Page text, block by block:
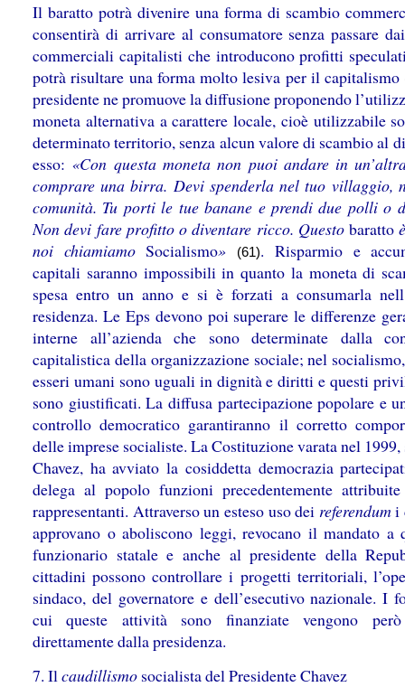
Il baratto potrà divenire una forma di scambio
consentirà di arrivare al consumatore senza passare
commerciali capitalisti che introducono profitti
potrà risultare una forma molto lesiva per il capitalismo
presidente ne promuove la diffusione proponendo
moneta alternativa a carattere locale, cioè utilizzabile
determinato territorio, senza alcun valore di scambio al
esso: «Con questa moneta non puoi andare in
comprare una birra. Devi spenderla nel tuo villaggio,
comunità. Tu porti le tue banane e prendi due polli o
Non devi fare profitto o diventare ricco. Questobaratto
noi chiamiamoSocialismo» (61). Risparmio e
capitali saranno impossibili in quanto la moneta di
spesa entro un anno e si è forzati a consumarla
residenza. Le Eps devono poi superare le differenze
interne all’azienda che sono determinate dalla
capitalistica della organizzazione sociale; nel
esseri umani sono uguali in dignità e diritti e questi
sono giustificati. La diffusa partecipazione popolare e
controllo democratico garantiranno il corretto
delle imprese socialiste. La Costituzione varata nel 1999,
Chavez, ha avviato la cosiddetta democrazia
delega al popolo funzioni precedentemente
rappresentanti. Attraverso un esteso uso dei referendumi
approvano o aboliscono leggi, revocano il mandato a
funzionario statale e anche al presidente della
cittadini possono controllare i progetti territoriali,
sindaco, del governatore e dell’esecutivo nazionale. I
cui queste attività sono finanziate vengono
direttamente dalla presidenza.
7. Ilcaudillismo socialista del Presidente Chavez